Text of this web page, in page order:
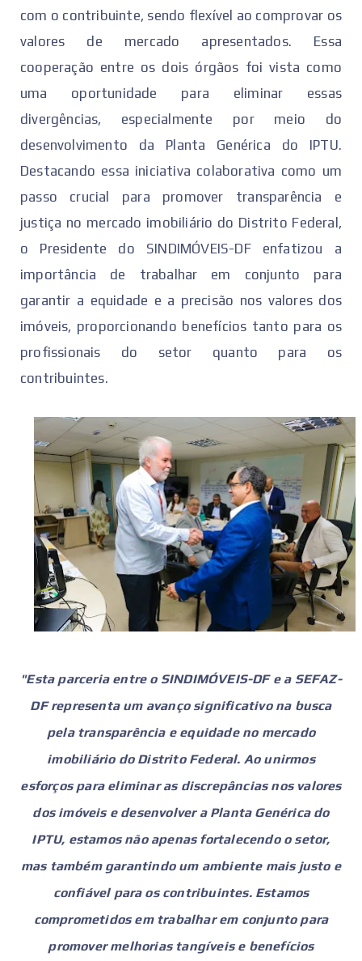
com o contribuinte, sendo flexível ao comprovar os
valores de mercado apresentados. Essa
cooperação entre os dois órgãos foi vista como
uma oportunidade para eliminar essas
divergências, especialmente por meio do
desenvolvimento da Planta Genérica do IPTU.
Destacando essa iniciativa colaborativa como um
passo crucial para promover transparência e
justiça no mercado imobiliário do Distrito Federal,
o Presidente do SINDIMÓVEIS-DF enfatizou a
importância de trabalhar em conjunto para
garantir a equidade e a precisão nos valores dos
imóveis, proporcionando benefícios tanto para os
profissionais do setor quanto para os
contribuintes.
"Esta parceria entre o SINDIMÓVEIS-DF e a SEFAZ-
DF representa um avanço significativo na busca
pela transparência e equidade no mercado
imobiliário do Distrito Federal. Ao unirmos
esforços para eliminar as discrepâncias nos valores
dos imóveis e desenvolver a Planta Genérica do
IPTU, estamos não apenas fortalecendo o setor,
mas também garantindo um ambiente mais justo e
confiável para os contribuintes. Estamos
comprometidos em trabalhar em conjunto para
promover melhorias tangíveis e benefícios